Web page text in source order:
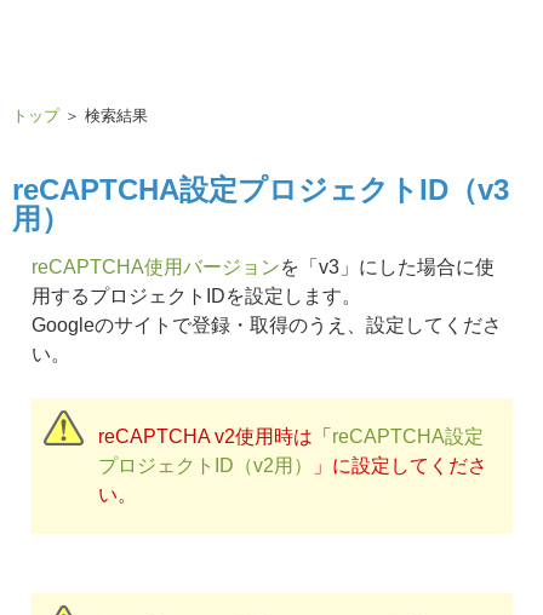
トップ ＞ 検索結果
reCAPTCHA設定プロジェクトID（v3
用）
reCAPTCHA使用バージョンを「v3」にした場合に使
用するプロジェクトIDを設定します。
Googleのサイトで登録・取得のうえ、設定してくださ
い。
reCAPTCHA v2使用時は「 reCAPTCHA設定
プロジェクトID（v2用）
」に設定してくださ
い。